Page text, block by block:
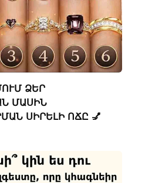
ՁԵՐ
ՄԱՍԻՆ
ՍԻՐԵԼԻ ՈՃԸ 💅